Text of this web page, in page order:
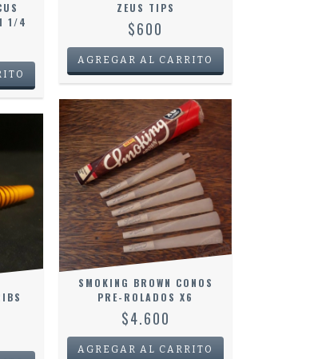
1/4
ZEUS TIPS
$600
SMOKING BROWN CONOS
PRE-ROLADOS X6
$4.600